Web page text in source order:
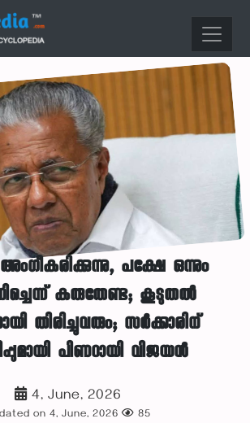
പക്ഷേ ഒന്നും
കരുതേണ്ട; കൂടുതൽ
തിരിച്ചുവരും; സർക്കാരിന്
പിണറായി വിജയൻ
4, June, 2026
on 4, June, 2026 85